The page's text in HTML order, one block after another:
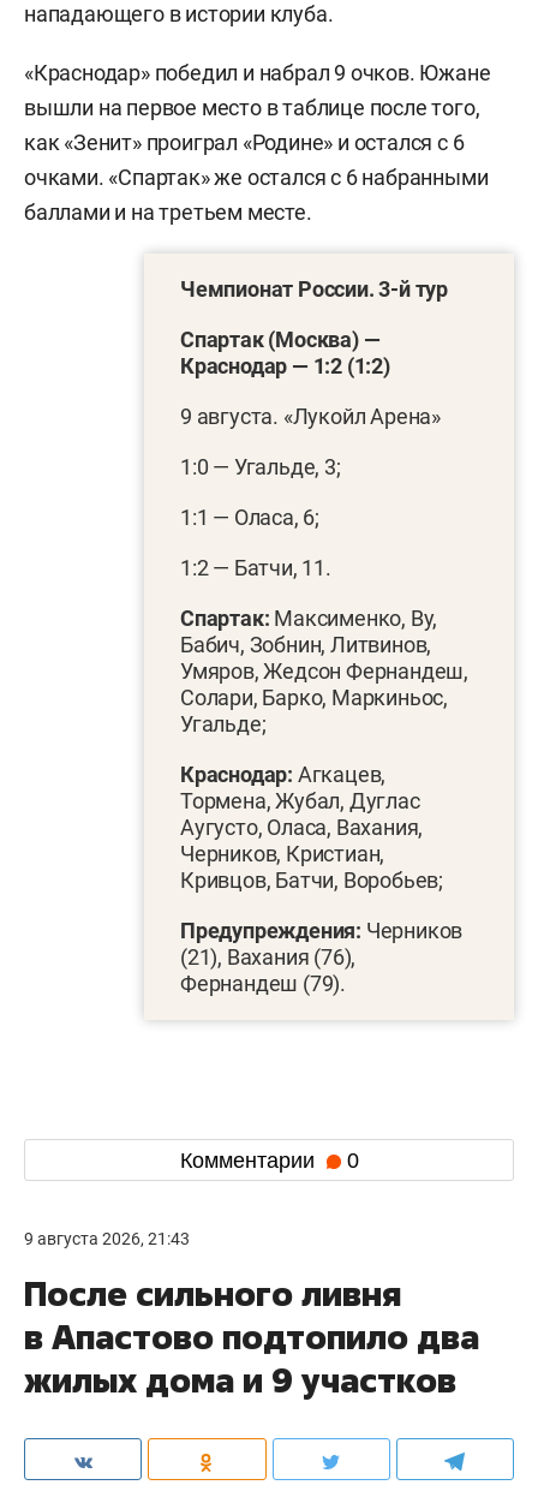
нападающего в истории клуба.
«Краснодар» победил и набрал 9 очков. Южане
вышли на первое место в таблице после того,
как «Зенит» проиграл «Родине» и остался с 6
очками. «Спартак» же остался с 6 набранными
баллами и на третьем месте.
Чемпионат России. 3-й тур
Спартак (Москва) —
Краснодар — 1:2 (1:2)
9 августа. «Лукойл Арена»
1:0 — Угальде, 3;
1:1 — Оласа, 6;
1:2 — Батчи, 11.
Спартак: Максименко, Ву,
Бабич, Зобнин, Литвинов,
Умяров, Жедсон Фернандеш,
Солари, Барко, Маркиньос,
Угальде;
Краснодар: Агкацев,
Тормена, Жубал, Дуглас
Аугусто, Оласа, Вахания,
Черников, Кристиан,
Кривцов, Батчи, Воробьев;
Предупреждения: Черников
(21), Вахания (76),
Фернандеш (79).
Комментарии 0
9 августа 2026, 21:43
После сильного ливня
в Апастово подтопило два
жилых дома и 9 участков